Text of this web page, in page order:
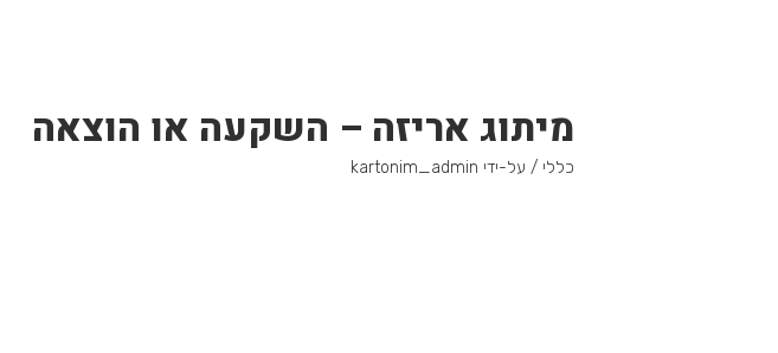
מיתוג אריזה – השקעה או הוצאה
כללי / על-ידי kartonim_admin